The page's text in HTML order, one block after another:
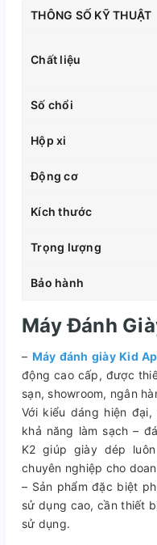
THÔNG SỐ KỸ THUẬT
Chất liệu
Số chổi
Hộp xi
Động cơ
Kích thước
Trọng lượng
Bảo hành
Máy Đánh
– Máy đánh giày Kid
động cao cấp, được
sạn, showroom, ngân
Với kiểu dáng hiện
khả năng làm sạch –
K2 giúp giày dép
chuyên nghiệp cho
– Sản phẩm đặc biệt
sử dụng cao, cần thiết
sử dụng.